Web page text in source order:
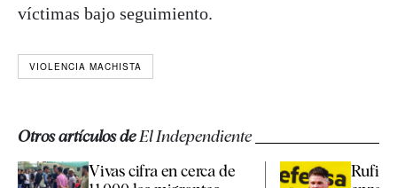
víctimas bajo seguimiento.
VIOLENCIA MACHISTA
Otros artículos deEl Independiente
Vivas cifra en cerca de